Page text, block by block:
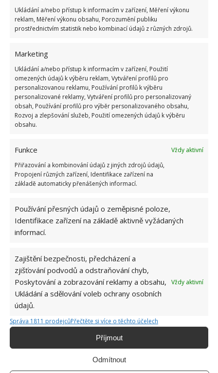
Ukládání a/nebo přístup k informacím v zařízení, Měření výkonu
reklam, Měření výkonu obsahu, Porozumění publiku
prostřednictvím statistik nebo kombinací údajů z různých zdrojů.
Marketing
Ukládání a/nebo přístup k informacím v zařízení, Použití
omezených údajů k výběru reklam, Vytváření profilů pro
personalizovanou reklamu, Používání profilů k výběru
personalizované reklamy, Vytváření profilů pro personalizovaný
obsah, Používání profilů pro výběr personalizovaného obsahu,
Rozvoj a zlepšování služeb, Použití omezených údajů k výběru
obsahu.
Funkce
Vždy aktivní
Přiřazování a kombinování údajů z jiných zdrojů údajů,
Propojení různých zařízení, Identifikace zařízení na
základě automaticky přenášených informací.
Používání přesných údajů o zeměpisné poloze,
Identifikace zařízení na základě aktivně vyžádaných
informací.
Zajištění bezpečnosti, předcházení a
zjišťování podvodů a odstraňování chyb,
Poskytování a zobrazování reklamy a obsahu,
Ukládání a sdělování voleb ochrany osobních
údajů.
Vždy aktivní
Správa 1811 prodejcůPřečtěte si více o těchto účelech
Příjmout
Odmítnout
Aby bylo spaní se psem spíše prospěšné než
škodlivé, je vždy třeba dodržovat několik pravidel.
Za prvé, pes, kterému dovolíte lézt na postel, by vám
adoptovanému psovi by to nemělo být dovoleno.
Také psi se sklonem k dominanci by neměli spát v
naší posteli.
Kromě toho musí mít náš pes všechna aktuální
očkování a měl by být pravidelně odčervován. Je
blechám. Je také nutné dbát na jeho hygienu –
koupání, česání a čištění zubů – podle doporučení
odborníků.
nedoporučuje ani v posteli starších dětí. Pokud dítě